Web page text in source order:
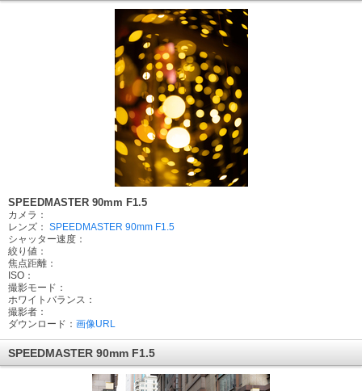
SPEEDMASTER 90mm F1.5
カメラ：
レンズ： SPEEDMASTER 90mm F1.5
シャッター速度：
絞り値：
焦点距離：
ISO：
撮影モード：
ホワイトバランス：
撮影者：
ダウンロード： 画像URL
SPEEDMASTER 90mm F1.5